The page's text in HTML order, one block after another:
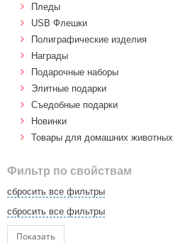
Пледы
USB Флешки
Полиграфические изделия
Награды
Подарочные наборы
Элитные подарки
Cъедобные подарки
Новинки
Товары для домашних животных
Фильтр по свойствам
сбросить все фильтры
сбросить все фильтры
Показать